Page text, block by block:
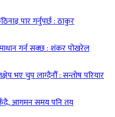
पार गर्नुपर्छ : ठाकुर
गर्न सक्छ : शंकर पोखरेल
भए चुप लाग्दैनौँ : सन्तोष परियार
आगमन समय पनि तय